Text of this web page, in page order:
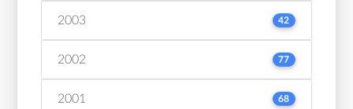
2003 42
2002 77
2001 68